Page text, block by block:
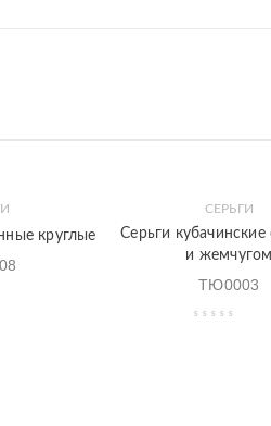
круглые
ЗакладкиБыстрый
просмотр
СЕРЬГИ
Серьги
и жемчугом
ТЮ0003